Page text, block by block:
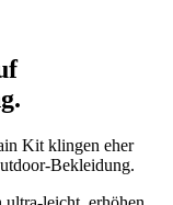
Kit klingen eher
Bekleidung.